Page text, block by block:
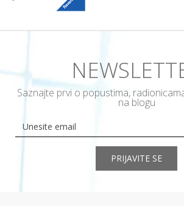
Saznajte prvi o popustima,
na blogu
PRIJAVITE SE